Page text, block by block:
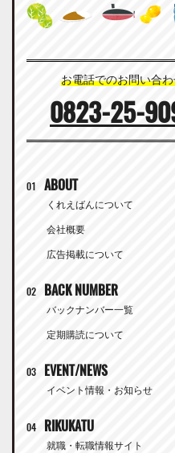
お電話でのお問い合
0823-25-
01 ABOUT
くれえばんについて
会社概要
広告掲載について
02 BACK NUMBER
バックナンバー一覧
定期購読について
03 EVENT/NEWS
イベント情報・お知らせ
04 RIKUKATU
就職・転職情報サイト